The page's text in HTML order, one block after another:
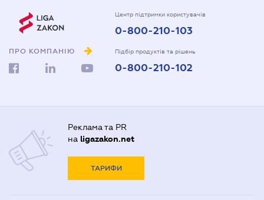
ПРО КОМПАНІЮ
Центр підтримки користувачів
0-800-210-103
Підбір продуктів та рішень
0-800-210-102
Реклама та PR
на ligazakon.net
ТАРИФИ